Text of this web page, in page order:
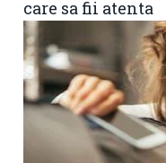
care sa fii atenta